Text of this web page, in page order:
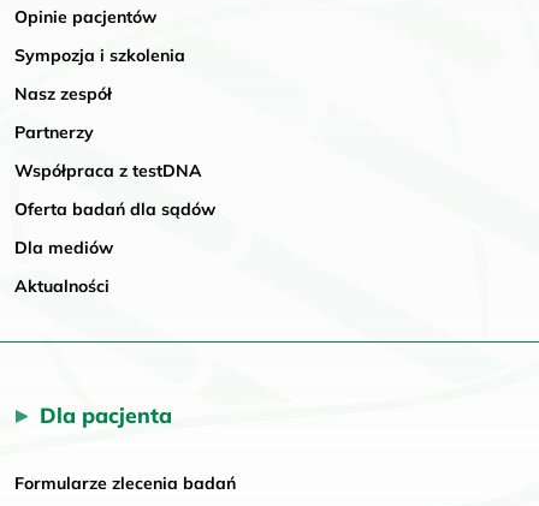
Opinie pacjentów
Sympozja i szkolenia
Nasz zespół
Partnerzy
Współpraca z testDNA
Oferta badań dla sądów
Dla mediów
Aktualności
Dla pacjenta
Formularze zlecenia badań